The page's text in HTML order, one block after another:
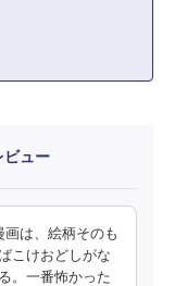
ビュー
は、絵柄そのも
こけおどしがな
。一番怖かった